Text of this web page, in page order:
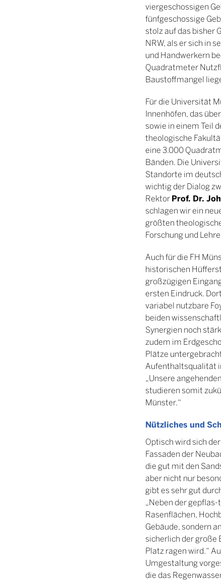
viergeschossigen
fünfgeschossige
stolz auf das bisher
NRW, als er sich in
und Handwerkern
Quadratmeter
Baustoffmangel
Für die Universität
Innenhöfen, das
sowie in einem Teil
theologische
eine 3.000
Bänden. Die
Standorte im
wichtig der Dialog
RektorProf. Dr.
schlagen wir ein
größten
Forschung und
Auch für die FH
historischen
großzügigen
ersten Eindruck.
variabel nutzbare
beiden
Synergien noch
zudem im
Plätze
Aufenthaltsqualität
„Unsere
studieren somit
Münster.“
Nützliches und
Optisch wird sich
Fassaden der
die gut mit den
aber nicht nur
gibt es sehr gut
„Neben der
Rasenflächen,
Gebäude, sondern
sicherlich der große
Platz ragen wird.“
Umgestaltung
die das